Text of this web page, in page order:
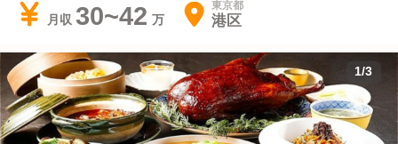
月収 30~42 東京都
港区
1/3